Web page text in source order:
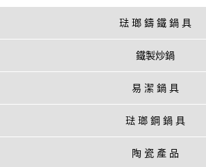
琺 瑯 鑄 鐵 鍋 具
鐵製炒鍋
易 潔 鍋 具
琺 瑯 鋼 鍋 具
陶 瓷 產 品